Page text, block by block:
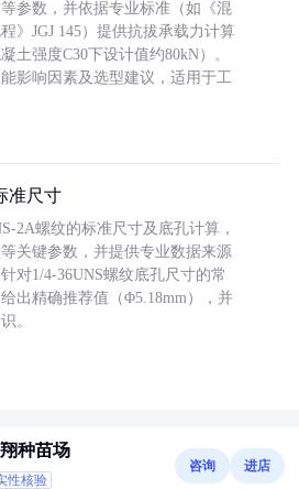
参数，并依据专业标准（如《混
》JGJ 145）提供抗拔承载力计算
土强度C30下设计值约80kN）。
影响因素及选型建议，适用于工
准尺寸
2A螺纹的标准尺寸及底孔计算，
关键参数，并提供专业数据来源
对1/4-36UNS螺纹底孔尺寸的常
出精确推荐值（Φ5.18mm），并
。
种苗场
性核验
咨询 进店